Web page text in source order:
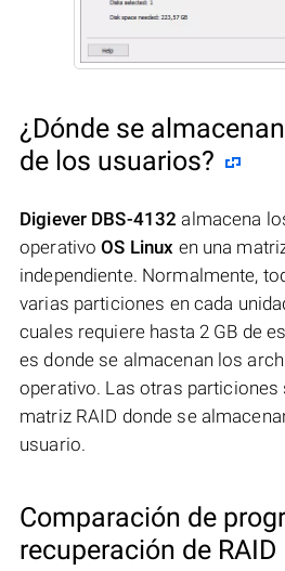
¿Dónde se
de los usuarios?
Digiever DBS-4132 almacena
operativoOS Linux en una
independiente. Normalmente,
varias particiones en cada
cuales requiere hasta 2 GB de
es donde se almacenan los
operativo. Las otras particiones
matriz RAID donde se
usuario.
Comparación de
recuperación de RAID